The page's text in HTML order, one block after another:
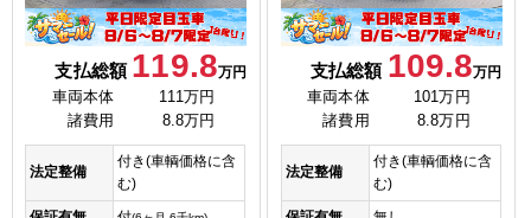
支払総額 119.8万円
車両本体
111万円
諸費用
8.8万円
法定整備
付き(車輌価格に含
む)
支払総額 109.8万円
車両本体
101万円
諸費用
8.8万円
法定整備
付き(車輌価格に含
む)